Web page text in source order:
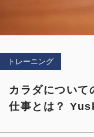
© 2021
トレーニング
カラダについて
仕事とは？